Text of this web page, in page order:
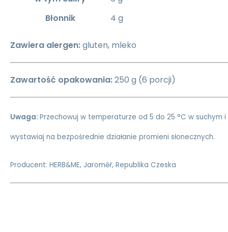
Błonnik
4 g
Zawiera alergen:gluten, mleko
Zawartość opakowania:250 g (6 porcji)
Uwaga: Przechowuj w temperaturze od 5 do 25 °C w suchym
wystawiaj na bezpośrednie działanie promieni słonecznych.
Producent: HERB&ME, Jaroměř, Republika Czeska